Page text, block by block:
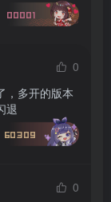
00001
0
，多开的版本
退
60309
0